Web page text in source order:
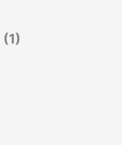
(1)